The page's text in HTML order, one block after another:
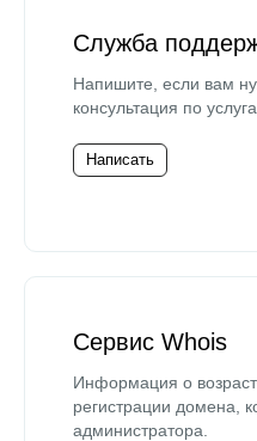
Служба
Напишите, если вам
консультация по
Написать
Сервис Whois
Информация о
регистрации домена,
администратора.